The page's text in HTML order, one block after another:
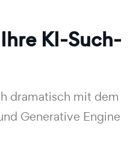
KI-Such-
dramatisch mit dem
Generative Engine